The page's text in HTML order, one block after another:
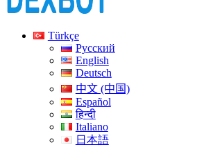
Türkçe
Русский
English
Deutsch
中文 (中国)
Español
हिन्दी
Italiano
日本語